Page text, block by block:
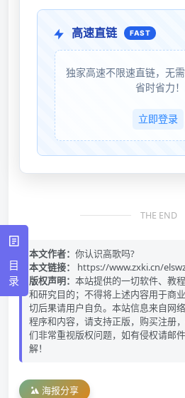
高速直链 FAST
独家高速不限速直链，无需
省时省力！
立即登录
THE END
本文作者： 你认识高歌吗?
本文链接：
https://www.zxki.cn/
版权声明： 本站提供的一切软件、教
和研究目的；不得将上述内容用于商
切后果请用户自负。本站信息来自网
程序和内容，请支持正版，购买注册
们非常重视版权问题，如有侵权请邮
解！
海报分享
目
录